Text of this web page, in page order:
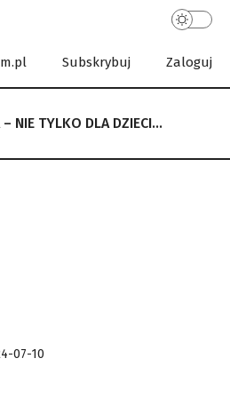
Subskrybuj Zaloguj
– NIE TYLKO DLA DZIECI…
07-10